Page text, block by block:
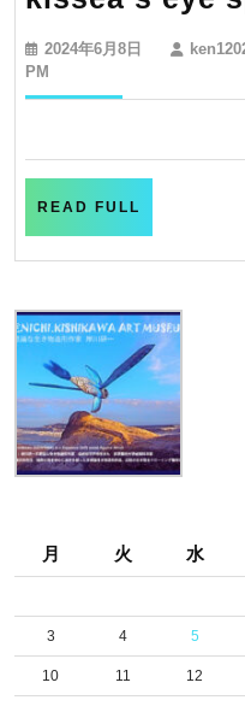
2024年6月8日 2024
日
PM
READ FULL
月 火 水
3 4 5
10 11 12